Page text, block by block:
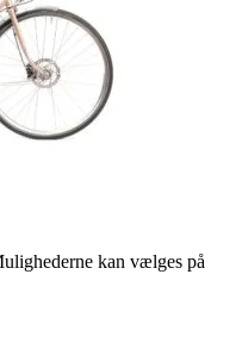
kan vælges på